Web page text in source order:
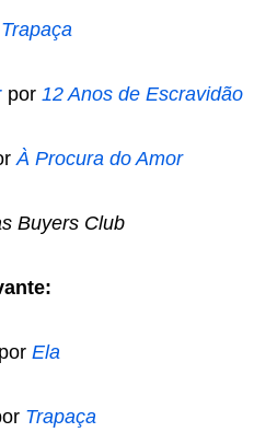
Trapaça
por 12 Anos de Escravidão
À Procura do Amor
Buyers Club
por Ela
Trapaça